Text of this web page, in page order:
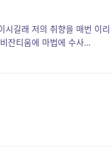
시길래 저의 취향을 매번 이리
잔티움에 마법에 수사…